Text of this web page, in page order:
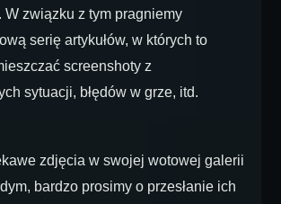
W związku z tym pragniemy
serię artykułów, w których to
screenshoty z
sytuacji, błędów w grze, itd.
zdjęcia w swojej wotowej galerii
bardzo prosimy o przesłanie ich